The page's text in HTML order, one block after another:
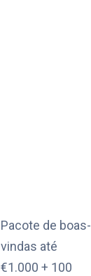
Pacote de boas-
vindas até
€1.000 + 100